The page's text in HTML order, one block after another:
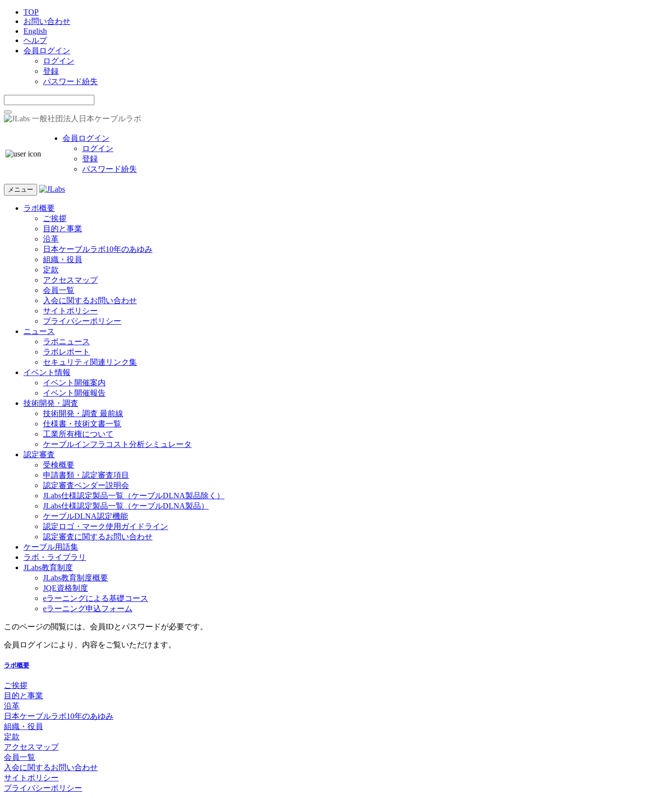
TOP
お問い合わせ
English
ヘルプ
会員ログイン
ログイン
登録
パスワード紛失
一般社団法人日本ケーブルラボ
会員ログイン
ログイン
登録
パスワード紛失
メニュー
ラボ概要
ご挨拶
目的と事業
沿革
日本ケーブルラボ10年のあゆみ
組織・役員
定款
アクセスマップ
会員一覧
入会に関するお問い合わせ
サイトポリシー
プライバシーポリシー
ニュース
ラボニュース
ラボレポート
セキュリティ関連リンク集
イベント情報
イベント開催案内
イベント開催報告
技術開発・調査
技術開発・調査 最前線
仕様書・技術文書一覧
工業所有権について
ケーブルインフラコスト分析シミュレータ
認定審査
受検概要
申請書類・認定審査項目
認定審査ベンダー説明会
JLabs仕様認定製品一覧（ケーブルDLNA製品除く）
JLabs仕様認定製品一覧（ケーブルDLNA製品）
ケーブルDLNA認定機能
認定ロゴ・マーク使用ガイドライン
認定審査に関するお問い合わせ
ケーブル用語集
ラボ・ライブラリ
JLabs教育制度
JLabs教育制度概要
JQE資格制度
eラーニングによる基礎コース
eラーニング申込フォーム
このページの閲覧には、会員IDとパスワードが必要です。
会員ログインにより、内容をご覧いただけます。
ラボ概要
ご挨拶
目的と事業
沿革
日本ケーブルラボ10年のあゆみ
組織・役員
定款
アクセスマップ
会員一覧
入会に関するお問い合わせ
サイトポリシー
プライバシーポリシー